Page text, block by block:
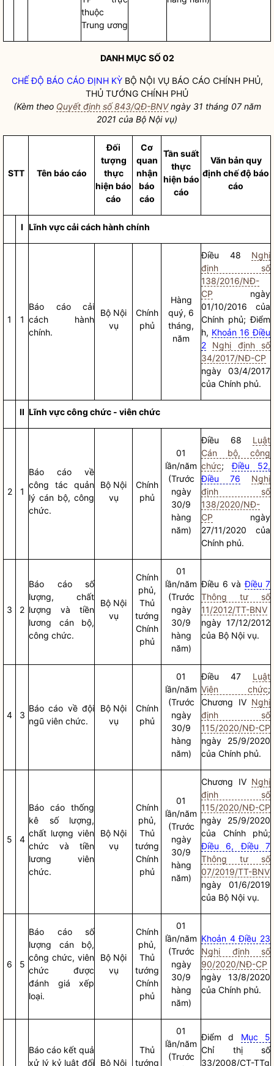
thuộc
Trung ương
DANH MỤC SỐ 02
CHẾ ĐỘ BÁO CÁO ĐỊNH KỲBỘ NỘI VỤBÁO CÁO CHÍNH PHỦ,
THỦ TƯỚNG CHÍNH PHỦ
(Kèm theo Quyết định số 843/QĐ-BNVngày 31 tháng 07 năm
2021 của Bộ Nội vụ)
STT Tên báo cáo
Đối
tượng
thực
hiện báo
cáo
Cơ
quan
nhận
báo
cáo
Tần suất
thực
hiện báo
cáo
Văn bản quy
định chế độ báo
cáo
I Lĩnh vựccải cách hành chính
1 1
Báo cáo
cải
cách hành
chính.
Bộ Nội
vụ
Chính
phủ
Hàng
quý, 6
tháng,
năm
Điều 48 Nghị
định số
138/2016/NĐ-
CP ngày
01/10/2016 của
Chính phủ; Điểm
h, Khoản 16 Điều
2
Nghị định số
34/2017/NĐ-CP
ngày 03/4/2017
của Chính phủ.
II Lĩnh vực công chức - viên chức
2 1
Báo cáo về
công tác quản
lý cán bộ, công
chức.
Bộ Nội
vụ
Chính
phủ
01
lần/năm
(Trước
ngày
30/9
hàng
năm)
Điều 68 Luật
Cán bộ, công
chức;Điều 52,
Điều 76
Nghị
định số
138/2020/NĐ-
CP ngày
27/11/2020 của
Chính phủ.
3 2
Báo cáosố
lượng, chất
lượng và tiền
lương cán bộ,
công chức.
Bộ Nội
vụ
Chính
phủ,
Thủ
tướng
Chính
phủ
01
lần/năm
(Trước
ngày
30/9
hàng
năm)
Điều 6 vàĐiều 7
Thông tư số
11/2012/TT-BNV
ngày 17/12/2012
của Bộ Nội vụ.
4 3
Báo cáo về đội
ngũ viên chức.
Bộ Nội
vụ
Chính
phủ
01
lần/năm
(Trước
ngày
30/9
hàng
năm)
Điều 47 Luật
Viên chức;
Chương IV Nghị
định số
115/2020/NĐ-CP
ngày 25/9/2020
của Chính phủ.
5 4
Báo cáo thống
kê số lượng,
chất lượng viên
chức và tiền
lương viên
chức.
Bộ Nội
vụ
Chính
phủ,
Thủ
tướng
Chính
phủ
01
lần/năm
(Trước
ngày
30/9
hàng
năm)
Chương IV Nghị
định số
115/2020/NĐ-CP
ngày 25/9/2020
của Chính phủ;
Điều 6, Điều 7
Thông tư số
07/2019/TT-BNV
ngày 01/6/2019
của Bộ Nội vụ.
6 5
Báo cáosố
lượng cán bộ,
công chức, viên
chức được
đánh giá xếp
loại.
Bộ Nội
vụ
Chính
phủ,
Thủ
tướng
Chính
phủ
01
lần/năm
(Trước
ngày
30/9
hàng
năm)
Khoản 4 Điều 23
Nghị định số
90/2020/NĐ-CP
ngày 13/8/2020
của Chính phủ.
Báo cáo kết quả
xử lý kỷ luật đối
Bộ Nội
Thủ
tướng
01
lần/năm
(Trước
Điểm d Mục 5
Chỉ thị số
33/2008/CT-TTg